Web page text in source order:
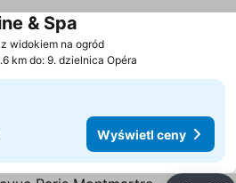
widokiem na ogród
& Spa
km do: 9. dzielnica Opéra
Wyświetl ceny